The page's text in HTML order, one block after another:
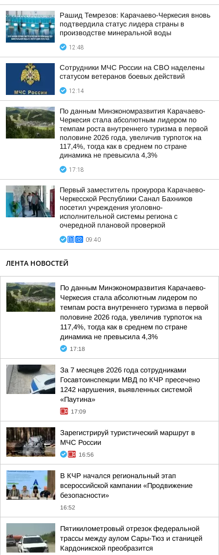
Рашид Темрезов: Карачаево-Черкесия вновь
подтвердила статус лидера страны в
производстве минеральной воды
12:48
Сотрудники МЧС России на СВО наделены
статусом ветеранов боевых действий
12:14
По данным Минэкономразвития Карачаево-
Черкесия стала абсолютным лидером по
темпам роста внутреннего туризма в первой
половине 2026 года, увеличив турпоток на
117,4%, тогда как в среднем по стране
динамика не превысила 4,3%
17:18
Первый заместитель прокурора Карачаево-
Черкесской Республики Санал Бахников
посетил учреждения уголовно-
исполнительной системы региона с
очередной плановой проверкой
09:40
ЛЕНТА НОВОСТЕЙ
По данным Минэкономразвития Карачаево-
Черкесия стала абсолютным лидером по
темпам роста внутреннего туризма в первой
половине 2026 года, увеличив турпоток на
117,4%, тогда как в среднем по стране
динамика не превысила 4,3%
17:18
За 7 месяцев 2026 года сотрудниками
Госавтоинспекции МВД по КЧР пресечено
1242 нарушения, выявленных системой
«Паутина»
17:09
Зарегистрируй туристический маршрут в
МЧС России
16:56
В КЧР начался региональный этап
всероссийской кампании «Продвижение
безопасности»
16:52
Пятикилометровый отрезок федеральной
трассы между аулом Сары-Тюз и станицей
Кардоникской преобразится